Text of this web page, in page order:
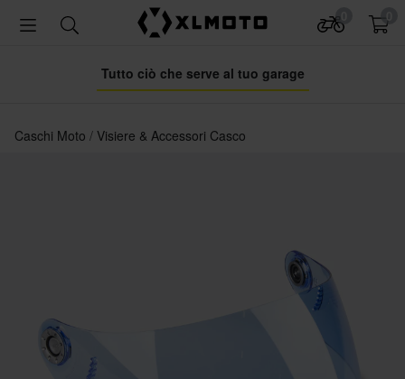
Tutto ciò che serve al tuo garage
Caschi Moto Visiere & Accessori Casco